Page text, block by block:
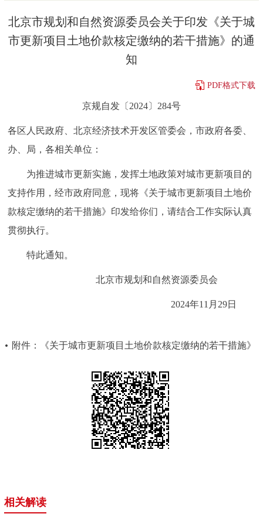
决策公开 专题公开
法人服务
中介服务 阳光政务
12345网上接诉即办 我要咨询 我要建议
参与调查
走进北京
十六区概览 人文北京
多语种
한국어
FRANÇAIS
العربية
北京市规划和自然资源委员会关于印发《关于城
市更新项目土地价款核定缴纳的若干措施》的通
知
PDF格式下载
京规自发〔2024〕284号
各区人民政府、北京经济技术开发区管委会，市政府各委、
办、局，各相关单位：
为推进城市更新实施，发挥土地政策对城市更新项目的
支持作用，经市政府同意，现将《关于城市更新项目土地价
款核定缴纳的若干措施》印发给你们，请结合工作实际认真
贯彻执行。
特此通知。
北京市规划和自然资源委员会
2024年11月29日
附件：《关于城市更新项目土地价款核定缴纳的若干措施》
相关解读